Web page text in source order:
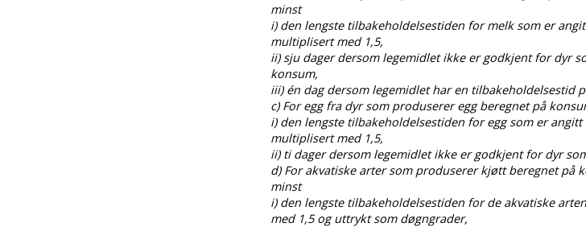
minst
i) den lengste tilbakeholdelsestiden for melk som er
multiplisert med 1,5,
ii) sju dager dersom legemidlet ikke er godkjent for dyr
konsum,
iii) én dag dersom legemidlet har en tilbakeholdelsestid
c) For egg fra dyr som produserer egg beregnet på
i) den lengste tilbakeholdelsestiden for egg som er
multiplisert med 1,5,
ii) ti dager dersom legemidlet ikke er godkjent for dyr
d) For akvatiske arter som produserer kjøtt beregnet på
minst
i) den lengste tilbakeholdelsestiden for de akvatiske
med 1,5 og uttrykt som døgngrader,